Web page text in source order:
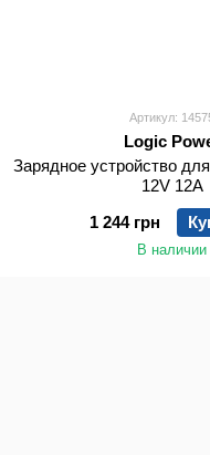
Артикул:
Logic
Зарядное устройство
12V 12A
1 244 грн
В наличии